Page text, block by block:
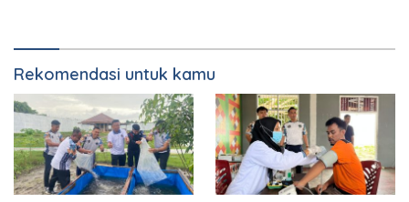
Rekomendasi untuk kamu